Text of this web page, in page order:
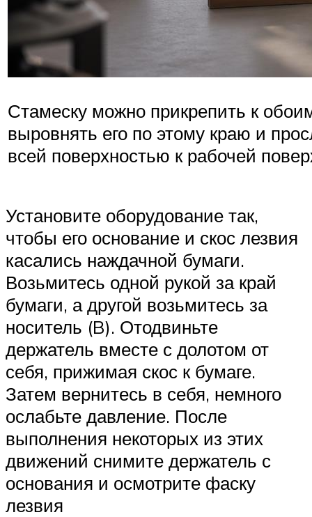
Стамеску можно прикрепить к
выровнять его по этому краю и
всей поверхностью к рабочей
Установите оборудование так,
чтобы его основание и скос лезвия
касались наждачной бумаги.
Возьмитесь одной рукой за край
бумаги, а другой возьмитесь за
носитель (B). Отодвиньте
держатель вместе с долотом от
себя, прижимая скос к бумаге.
Затем вернитесь в себя, немного
ослабьте давление. После
выполнения некоторых из этих
движений снимите держатель с
основания и осмотрите фаску
лезвия